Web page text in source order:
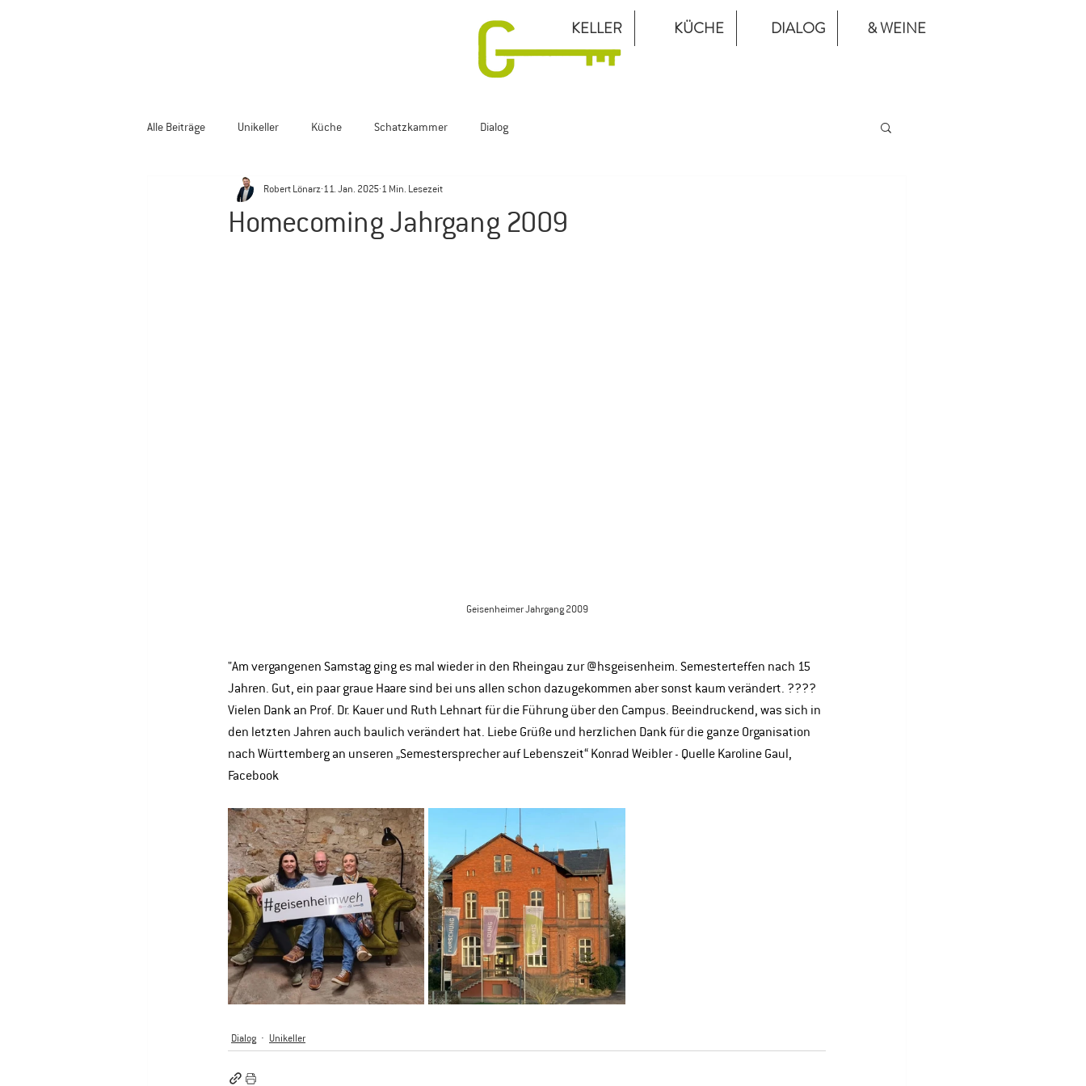
KELLER KÜCHE DIALOG & WEINE
Alle Beiträge Unikeller Küche Schatzkammer Dialog
Homecoming Jahrgang 2009
Robert Lönarz 11. Jan. 2025 1 Min. Lesezeit
Geisenheimer Jahrgang 2009
"Am vergangenen Samstag ging es mal wieder in den Rheingau zur @hsgeisenheim. Semesterteffen nach 15
Jahren. Gut, ein paar graue Haare sind bei uns allen schon dazugekommen aber sonst kaum verändert. ????
Vielen Dank an Prof. Dr. Kauer und Ruth Lehnart für die Führung über den Campus. Beeindruckend, was sich in
den letzten Jahren auch baulich verändert hat. Liebe Grüße und herzlichen Dank für die ganze Organisation
nach Württemberg an unseren „Semestersprecher auf Lebenszeit“ Konrad Weibler - Quelle Karoline Gaul,
Facebook
Dialog Unikeller